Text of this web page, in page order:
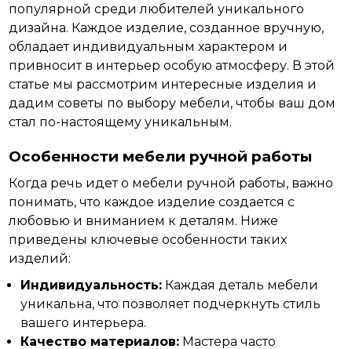
популярной среди любителей уникального
дизайна. Каждое изделие, созданное вручную,
обладает индивидуальным характером и
привносит в интерьер особую атмосферу. Вэтой
статье мы рассмотрим интересные изделия и
дадим советы по выбору мебели, чтобы ваш дом
стал по-настоящему уникальным.
Особенности мебели ручной работы
Когда речь идет о мебели ручной работы, важно
понимать, что каждое изделие создается с
любовью и вниманием к деталям. Ниже
приведены ключевые особенности таких
изделий:
Индивидуальность: Каждая деталь мебели
уникальна, что позволяет подчеркнуть стиль
вашего интерьера.
Качество материалов: Мастера часто